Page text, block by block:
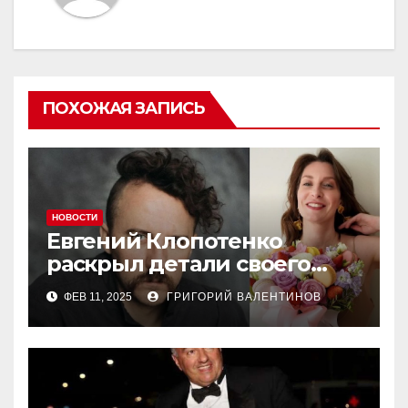
ПОХОЖАЯ ЗАПИСЬ
НОВОСТИ
Евгений Клопотенко
раскрыл детали своего
романа с Екатериной
Песковой
ФЕВ 11, 2025 ГРИГОРИЙ ВАЛЕНТИНОВ